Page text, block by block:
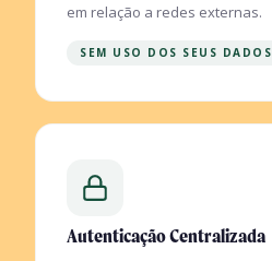
em relação a redes externas.
SEM USO DOS SEUS DADOS
Autenticação Centralizada